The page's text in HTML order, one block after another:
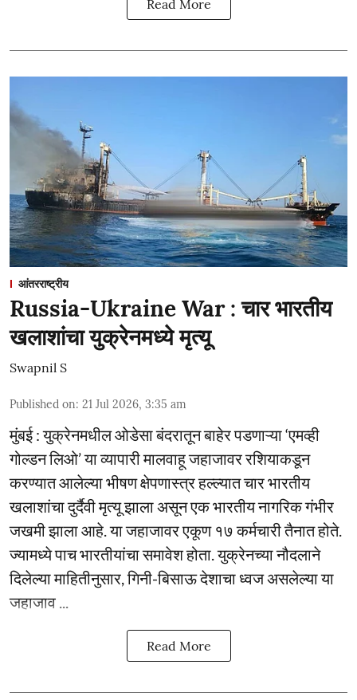
Read More
आंतरराष्ट्रीय
Russia-Ukraine War : चार भारतीय
खलाशांचा युक्रेनमध्ये मृत्यू
Swapnil S
Published on: 21 Jul 2026, 3:35 am
मुंबई : युक्रेनमधील ओडेसा बंदरातून बाहेर पडणाऱ्या ‘एमव्ही
गोल्डन लिओ’ या व्यापारी मालवाहू जहाजावर रशियाकडून
करण्यात आलेल्या भीषण क्षेपणास्त्र हल्ल्यात चार भारतीय
खलाशांचा दुर्दैवी मृत्यू झाला असून एक भारतीय नागरिक गंभीर
जखमी झाला आहे. या जहाजावर एकूण १७ कर्मचारी तैनात होते.
ज्यामध्ये पाच भारतीयांचा समावेश होता. युक्रेनच्या नौदलाने
दिलेल्या माहितीनुसार, गिनी-बिसाऊ देशाचा ध्वज असलेल्या या
जहाजाव ...
Read More